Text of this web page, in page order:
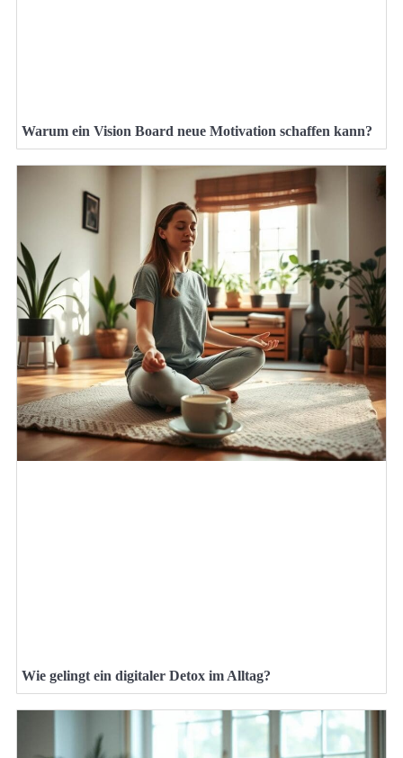
Warum ein Vision Board neue Motivation schaffen kann?
Wie gelingt ein digitaler Detox im Alltag?